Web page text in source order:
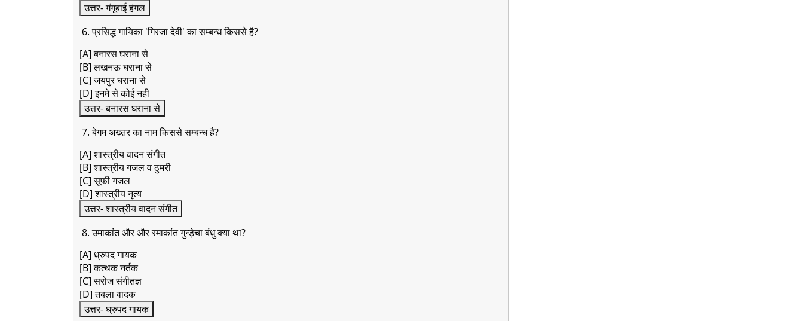
उत्तर- गंगूबाई हंगल
6. प्रसिद्ध गायिका 'गिरजा देवी' का सम्बन्ध किससे है?
[A] बनारस घराना से
[B] लखनऊ घराना से
[C] जयपुर घराना से
[D] इनमे से कोई नही
उत्तर- बनारस घराना से
7. बेगम अख्तर का नाम किससे सम्बन्ध है?
[A] शास्त्रीय वादन संगीत
[B] शास्त्रीय गजल व ठुमरी
[C] सूफी गजल
[D] शास्त्रीय नृत्य
उत्तर- शास्त्रीय वादन संगीत
8. उमाकांत और और रमाकांत गुन्ड़ेचा बंधु क्या था?
[A] ध्रुपद गायक
[B] कत्थक नर्तक
[C] सरोज संगीतज्ञ
[D] तबला वादक
उत्तर- ध्रुपद गायक